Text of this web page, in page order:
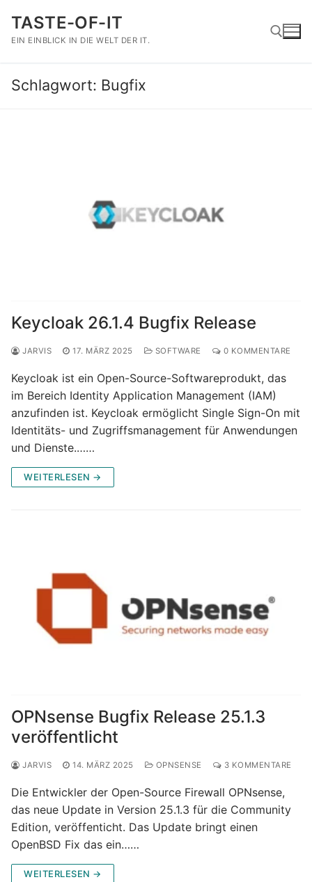
Inhalt
springen
TASTE-OF-IT
EIN EINBLICK IN DIE WELT DER IT.
Schlagwort: Bugfix
Keycloak 26.1.4 Bugfix Release
JARVIS 17. MÄRZ 2025 SOFTWARE 0 KOMMENTARE
Keycloak ist ein Open-Source-Softwareprodukt, das
im Bereich Identity Application Management (IAM)
anzufinden ist. Keycloak ermöglicht Single Sign-On mit
Identitäts- und Zugriffsmanagement für Anwendungen
und Dienste.……
WEITERLESEN →
OPNsense Bugfix Release 25.1.3
veröffentlicht
JARVIS 14. MÄRZ 2025 OPNSENSE 3 KOMMENTARE
Die Entwickler der Open-Source Firewall OPNsense,
das neue Update in Version 25.1.3 für die Community
Edition, veröffenticht. Das Update bringt einen
OpenBSD Fix das ein……
WEITERLESEN →